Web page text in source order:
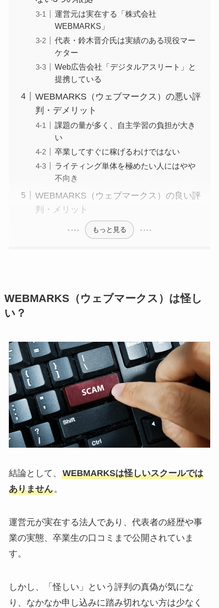
運営元は実在する「株式会社
WEBMARKS」
代表・鈴木晋介氏は実績のある現役マー
ケター
Web広告会社「デジタルアスリート」と
提携している
WEBMARKS（ウェブマークス）の悪い評
判・デメリット
課題の量が多く、自主学習の負担が大き
い
卒業してすぐに稼げるわけではない
ライティング単体を極めたい人にはやや
不向き
WEBMARKS（ウェブマークス）の良い評
判・メリット
もっと見る
WEBMARKS（ウェブマークス）は怪し
い？
結論として、 WEBMARKSは怪しいスクールでは
ありません。
運営元が実在する法人であり、代表者の経歴や事
業の実態、卒業生の口コミまで公開されていま
す。
しかし、「怪しい」という評判の真偽が気にな
り、なかなか申し込みに踏み切れない方は少なく